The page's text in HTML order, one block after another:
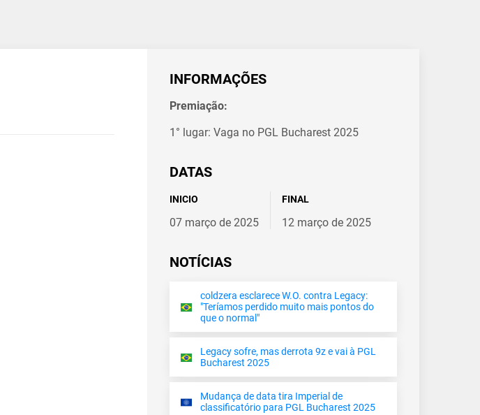
INFORMAÇÕES
Premiação:
1° lugar: Vaga no PGL Bucharest 2025
DATAS
INICIO
07 março de 2025
FINAL
12 março de 2025
NOTÍCIAS
coldzera esclarece W.O. contra Legacy:
"Teríamos perdido muito mais pontos do
que o normal"
Legacy sofre, mas derrota 9z e vai à PGL
Bucharest 2025
Mudança de data tira Imperial de
classificatório para PGL Bucharest 2025